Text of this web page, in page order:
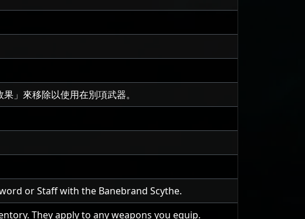
」來移除以使用在別項武器。
or Staff with the Banebrand Scythe.
They apply to any weapons you equip.